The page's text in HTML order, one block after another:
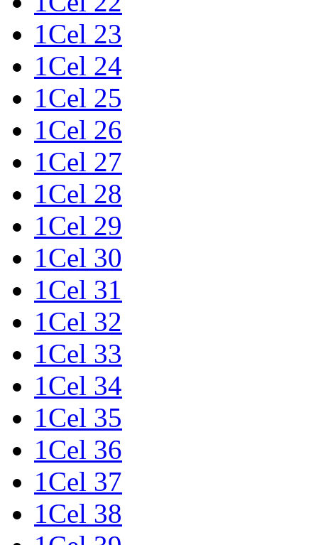
1Cel 23
1Cel 24
1Cel 25
1Cel 26
1Cel 27
1Cel 28
1Cel 29
1Cel 30
1Cel 31
1Cel 32
1Cel 33
1Cel 34
1Cel 35
1Cel 36
1Cel 37
1Cel 38